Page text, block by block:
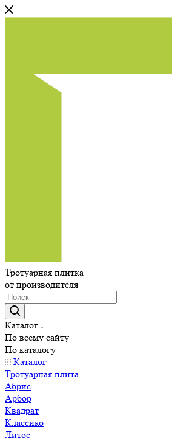
Тротуарная плитка
от производителя
Каталог
По всему сайту
По каталогу
Каталог
Тротуарная плита
Абрис
Арбор
Квадрат
Классико
Литос